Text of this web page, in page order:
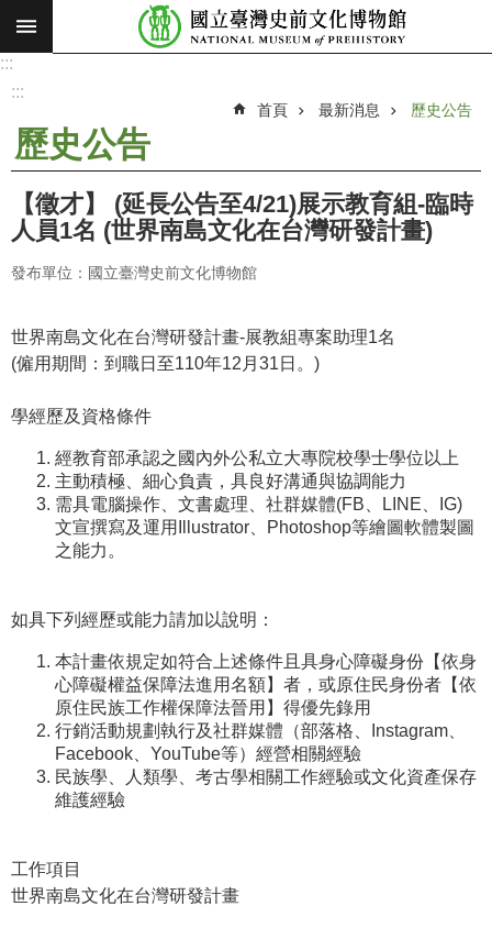
跳到主要內容區塊
搜
願
景
使
命
最
消
息
參
索
務
:::
:::
首頁 最新消息 歷史公告
歷史公告
【徵才】 (延長公告至4/21)展示教育組-臨時
人員1名 (世界南島文化在台灣研發計畫)
發布單位：國立臺灣史前文化博物館
世界南島文化在台灣研發計畫-展教組專案助理1名
(僱用期間：到職日至110年12 月 31 日。 )
學經歷及資格條件
經教育部承認之國內外公私立大專院校學士學位以上
主動積極、細心負責，具良好溝通與協調能力
需具電腦操作、文書處理、社群媒體(FB LINE
IG)
文宣撰寫及運用
Illustrator Photoshop等繪圖軟體製圖
之能力。
如具下列經歷或能力請加以說明：
本計畫依規定如符合上述條件且具身心障礙身份【依身
心障礙權益保障法進用名額】者，或原住民身份者【依
原住民族工作權保障法晉用】得優先錄用
行銷活動規劃執行及社群媒體（部落格、
Instagram
Facebook
YouTube等）經營相關經驗
民族學、人類學、考古學相關工作經驗或文化資產保存
維護經驗
工作項目
世界南島文化在台灣研發計畫